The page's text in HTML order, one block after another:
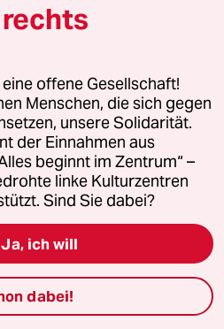
GmbH
Fragen oder für Genehmigungen
Kommune-Richtlinien
Impressum AGB
widerrufen (Ads)
offene Gesellschaft!
Menschen, die sich gegen
unsere Solidarität.
der Einnahmen aus
beginnt im Zentrum“ –
linke Kulturzentren
Sind Sie dabei?
Ja, ich will
dabei!